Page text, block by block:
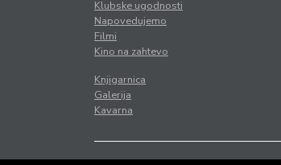
Klubske ugodnosti
Napovedujemo
Filmi
Kino na zahtevo
Knjigarnica
Galerija
Kavarna